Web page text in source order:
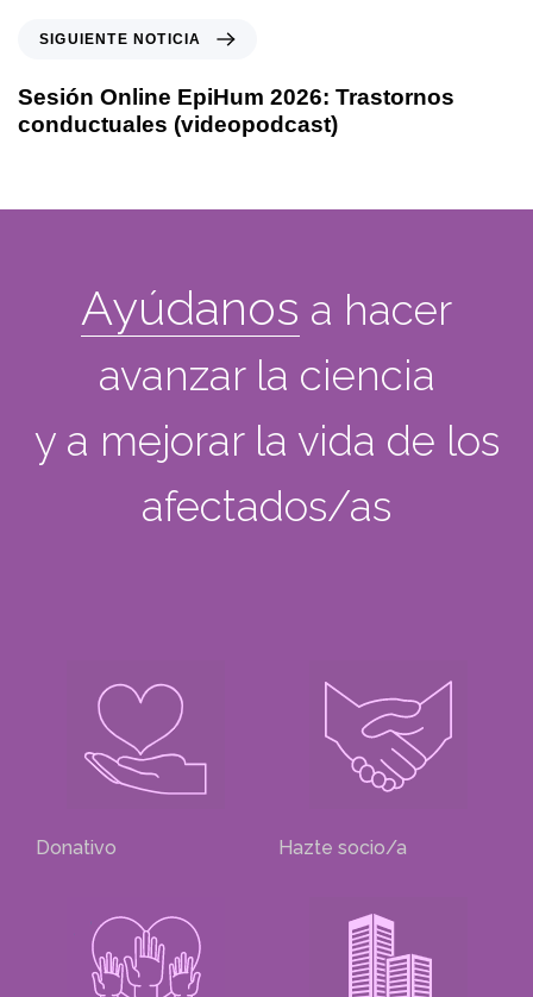
SIGUIENTE NOTICIA
Sesión Online EpiHum 2026: Trastornos
conductuales (videopodcast)
Ayúdanos a hacer
avanzar la ciencia
y a mejorar la vida de los
afectados/as
Donativo Hazte socio/a